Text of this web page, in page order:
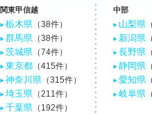
関東甲信越
栃木県 （38件）
群馬県 （38件）
茨城県 （74件）
東京都 （415件）
神奈川県 （315件）
埼玉県 （211件）
千葉県 （192件）
中部
山梨県
新潟県
長野県
静岡県
愛知県
岐阜県